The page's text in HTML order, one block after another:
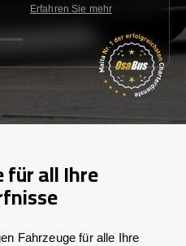
Erfahren Sie mehr
für all Ihre
Fahrzeuge für alle Ihre